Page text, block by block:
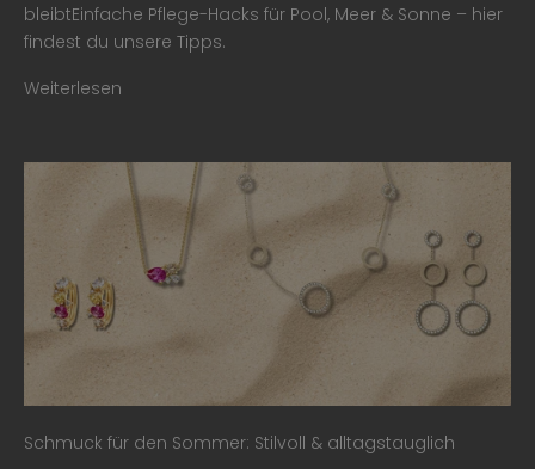
bleibtEinfache Pflege-Hacks für Pool, Meer & Sonne – hier
findest du unsere Tipps.
Weiterlesen
Schmuck für den Sommer: Stilvoll & alltagstauglich